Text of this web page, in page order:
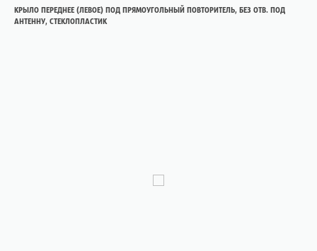
КРЫЛО ПЕРЕДНЕЕ (ЛЕВОЕ) ПОД ПРЯМОУГОЛЬНЫЙ ПОВТОРИТЕЛЬ, БЕЗ ОТВ. ПОД
АНТЕННУ, СТЕКЛОПЛАСТИК